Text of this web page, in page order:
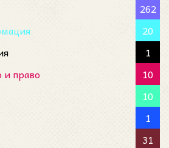
262
20
1
и право
10
10
1
31